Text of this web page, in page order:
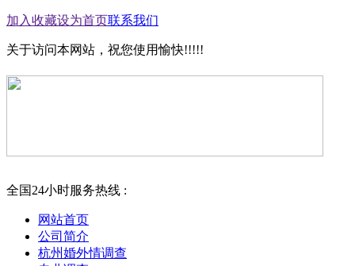
加入收藏设为首页联系我们
关于访问本网站，祝您使用愉快!!!!!
全国24小时服务热线 :
网站首页
公司简介
杭州婚外情调查